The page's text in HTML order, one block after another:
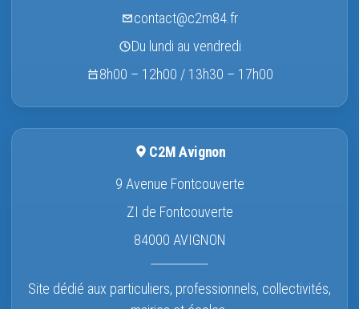
contact@c2m84.fr
Du lundi au vendredi
8h00 – 12h00 / 13h30 – 17h00
C2M Avignon
9 Avenue Fontcouverte
ZI de Fontcouverte
84000 AVIGNON
Site dédié aux particuliers, professionnels, collectivités,